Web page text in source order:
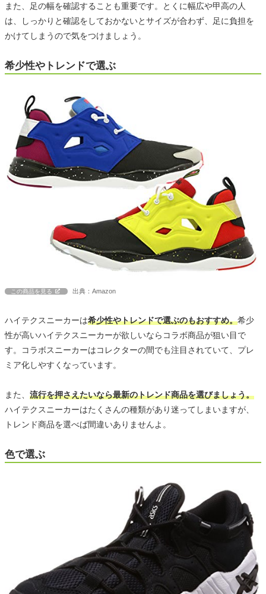
また、足の幅を確認することも重要です。とくに幅広や甲高の人
は、しっかりと確認をしておかないとサイズが合わず、足に負担を
かけてしまうので気をつけましょう。
希少性やトレンドで選ぶ
この商品を見る 出典：Amazon
ハイテクスニーカーは希少性やトレンドで選ぶのもおすすめ。希少
性が高いハイテクスニーカーが欲しいならコラボ商品が狙い目で
す。コラボスニーカーはコレクターの間でも注目されていて、プレ
ミア化しやすくなっています。
また、 流行を押さえたいなら最新のトレンド商品を選びましょう。
ハイテクスニーカーはたくさんの種類があり迷ってしまいますが、
トレンド商品を選べば間違いありませんよ。
色で選ぶ